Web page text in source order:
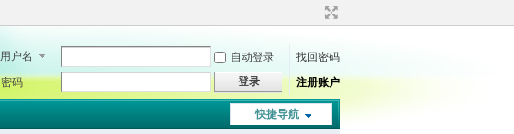
用户名 自动登录
找回密码
密码
登录 注册账户
快捷导航